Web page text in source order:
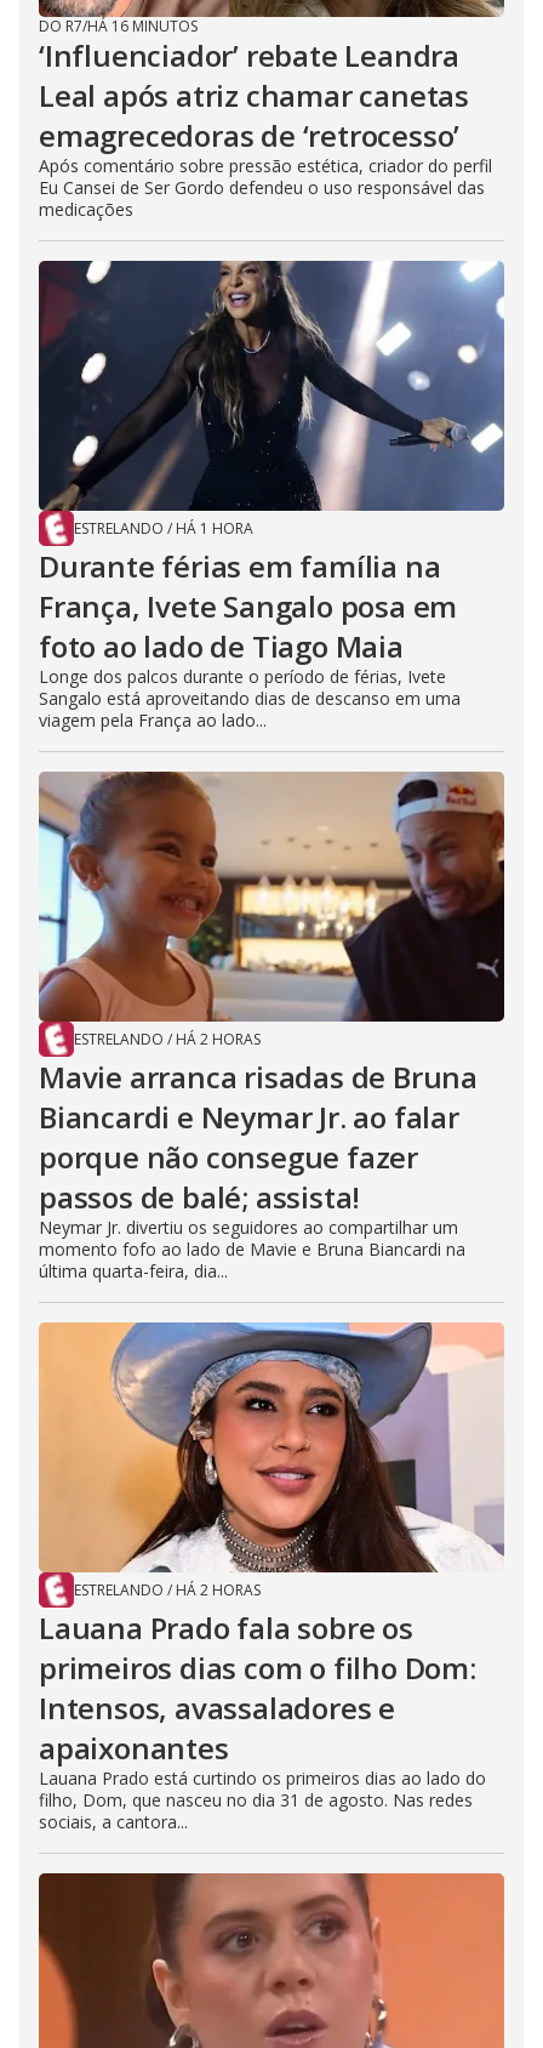
DO R7/HÁ 16 MINUTOS
‘Influenciador’ rebate Leandra
Leal após atriz chamar canetas
emagrecedoras de ‘retrocesso’
Após comentário sobre pressão estética, criador do perfil
Eu Cansei de Ser Gordo defendeu o uso responsável das
medicações
ESTRELANDO / HÁ 1 HORA
Durante férias em família na
França, Ivete Sangalo posa em
foto ao lado de Tiago Maia
Longe dos palcos durante o período de férias, Ivete
Sangalo está aproveitando dias de descanso em uma
viagem pela França ao lado...
ESTRELANDO / HÁ 2 HORAS
Mavie arranca risadas de Bruna
Biancardi e Neymar Jr. ao falar
porque não consegue fazer
passos de balé; assista!
Neymar Jr. divertiu os seguidores ao compartilhar um
momento fofo ao lado de Mavie e Bruna Biancardi na
última quarta-feira, dia...
ESTRELANDO / HÁ 2 HORAS
Lauana Prado fala sobre os
primeiros dias com o filho Dom:
Intensos, avassaladores e
apaixonantes
Lauana Prado está curtindo os primeiros dias ao lado do
filho, Dom, que nasceu no dia 31 de agosto. Nas redes
sociais, a cantora...